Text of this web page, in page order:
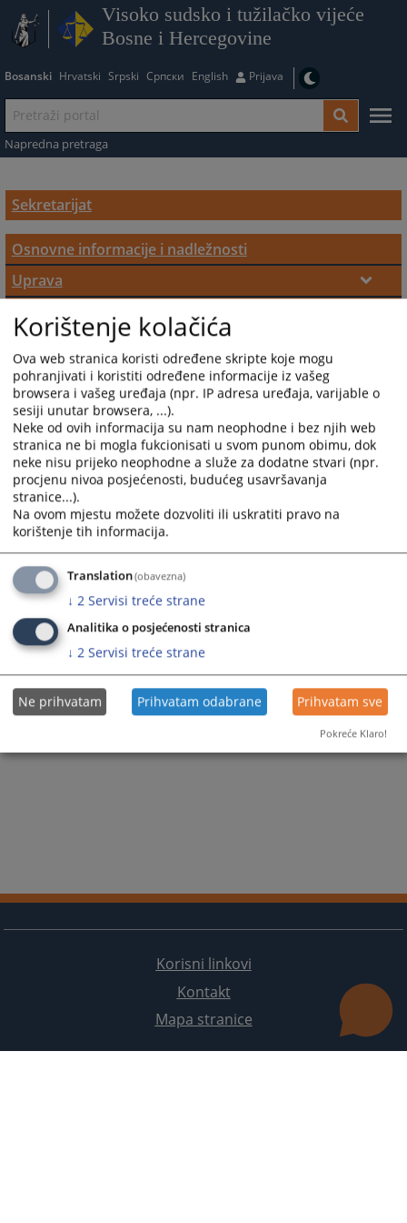
Visoko sudsko i tužilačko vijeće
Bosne i Hercegovine
Bosanski Hrvatski Srpski Српски English Prijava
Napredna pretraga
Sekretarijat
Osnovne informacije i nadležnosti
Uprava
Direktor
Zamjenik direktora
Kadrovska struktura
Odjeli Sekretarijata VSTV-a BiH
Odjel za evropske integracije i strateško
planiranje
Odjel za informaciono-komunikacionu
tehnologiju
Odjel za pravosudnu analitiku i izvještavanje
Odjel za kadrovske poslove
Odjel za finansije i računovodstvo
Odjel za provođenje postupka po izvještajima
Odjel za sudsku dokumentaciju i edukaciju
Odjel za imenovanje i napredovanje
Odjel za pravna pitanja
pravosudnih funkcija
Odjel za administrativno-tehničke poslove
Korisni linkovi
Kontakt
Mapa stranice
Korištenje kolačića
Ova web stranica koristi određene skripte koje mogu
pohranjivati i koristiti određene informacije iz vašeg
browsera i vašeg uređaja (npr. IP adresa uređaja, varijable o
sesiji unutar browsera, ...).
Neke od ovih informacija su nam neophodne i bez njih web
stranica ne bi mogla fukcionisati u svom punom obimu, dok
neke nisu prijeko neophodne a služe za dodatne stvari (npr.
procjenu nivoa posjećenosti, budućeg usavršavanja
stranice...).
Na ovom mjestu možete dozvoliti ili uskratiti pravo na
korištenje tih informacija.
Translation(obavezna)
↓ 2 Servisi treće strane
Analitika o posjećenosti stranica
↓ 2 Servisi treće strane
Ne prihvatam Prihvatam odabrane Prihvatam sve
Pokreće Klaro!